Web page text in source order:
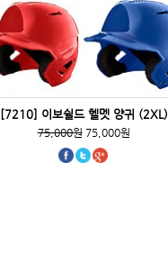
[7210] 이보쉴드 헬멧 양귀 (2XL)
75,000원75,000원